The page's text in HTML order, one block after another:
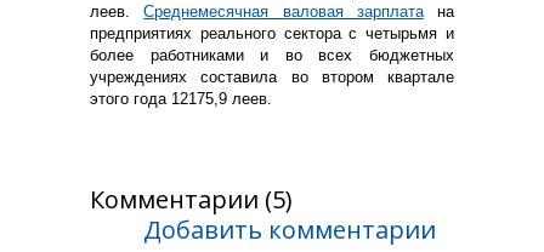
леев.Среднемесячная валовая зарплатана
предприятиях реального сектора с четырьмя и
более работниками и во всех бюджетных
учреждениях составила во втором квартале
этого года 12175,9 леев.
Комментарии (5)
Добавить комментарии